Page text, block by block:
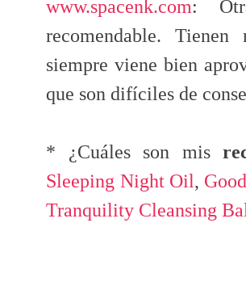
www.spacenk.com:
recomendable.
siempre viene bien
que son difíciles de
* ¿Cuáles son mis
Sleeping Night Oil,
Tranquility Cleansing